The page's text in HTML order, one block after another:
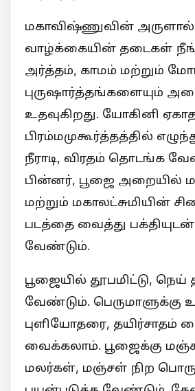
மகாவிஷ்ணுவின் அருளால்
வாழ்க்கையின் தடைகள்
அர்த்தம், காமம் மற்றும்
புருஷார்த்தங்களையும்
உதவுகிறது. யோகினி
பிரம்மமுகூர்த்தத்தில்
நீராடி, விரதம் தொடங்க
பின்னர், பூஜை அறையில்
மற்றும் மகாலட்சுமியின்
படத்தை வைத்து
வேண்டும்.
பூஜையில் தூபமிட்டு,
வேண்டும். பெருமாளுக்கு
புளியோதரை, தயிர்சாதம்
வைக்கலாம். பூஜைக்கு
மலர்கள், மஞ்சள் நிற